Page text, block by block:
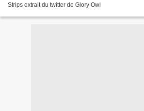
Strips extrait du twitter de Glory Owl